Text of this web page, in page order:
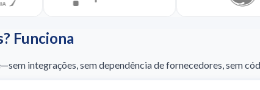
Funciona
integrações, sem dependência de fornecedores, sem